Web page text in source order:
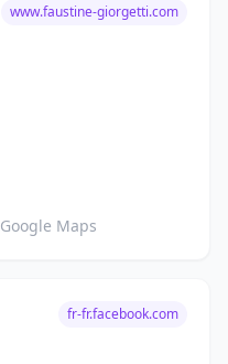
www.faustine-giorgetti.com
Google Maps
fr-fr.facebook.com